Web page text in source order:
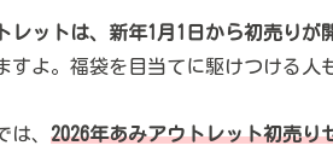
レットは、新年1月1日から初売りが
すよ。福袋を目当てに駆けつける人
は、 2026年あみアウトレット初売